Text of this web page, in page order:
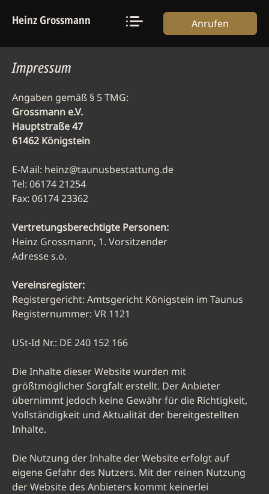
Heinz Grossmann Anrufen
Impressum
Angaben gemäß § 5 TMG:
Grossmann e.V.
Hauptstraße 47
61462 Königstein
E-Mail: heinz@taunusbestattung.de
Tel: 06174 21254
Fax: 06174 23362
Vertretungsberechtigte Personen:
Heinz Grossmann, 1. Vorsitzender
Adresse s.o.
Vereinsregister:
Registergericht: Amtsgericht Königstein im Taunus
Registernummer: VR 1121
USt-Id Nr.: DE 240 152 166
Die Inhalte dieser Website wurden mit
größtmöglicher Sorgfalt erstellt. Der Anbieter
übernimmt jedoch keine Gewähr für die Richtigkeit,
Vollständigkeit und Aktualität der bereitgestellten
Inhalte.
Die Nutzung der Inhalte der Website erfolgt auf
eigene Gefahr des Nutzers. Mit der reinen Nutzung
der Website des Anbieters kommt keinerlei